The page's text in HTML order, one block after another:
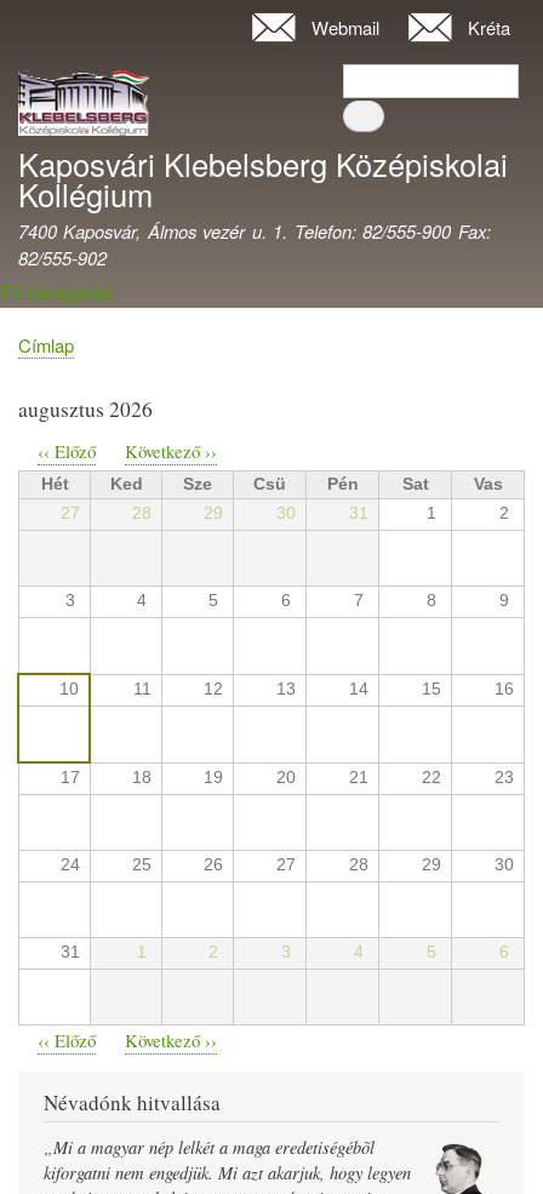
Ugrás
a
fiók
menüje
Webmail Kréta
Keresés
Kaposvári Klebelsberg Középiskolai
Kollégium
7400 Kaposvár, Álmos vezér u. 1. Telefon: 82/555-900 Fax:
82/555-902
Fő navigáció
Morzsa
Címlap
augusztus 2026
Oldalszámozás
‹‹ Előző Következő ››
Hét Ked Sze Csü Pén Sat
Vas
27
28 29 30 31 1 2
3 4 5 6 7 8 9
10 11 12 13 14 15 16
17 18 19 20 21 22 23
24 25 26 27 28 29 30
31 1 2 3 4 5 6
Oldalszámozás
‹‹ Előző Következő ››
Névadónk hitvallása
„Mi a magyar nép lelkét a maga eredetiségébõl
kiforgatni nem engedjük. Mi azt akarjuk, hogy legyen